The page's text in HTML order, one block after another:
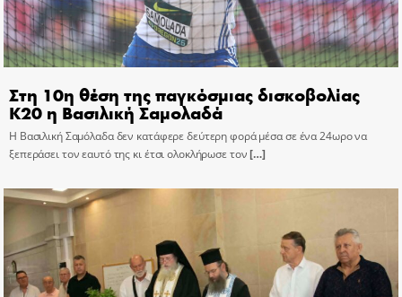
Στη 10η θέση της παγκόσμιας δισκοβολίας
Κ20 η Βασιλική Σαμολαδά
Η Βασιλική Σαμόλαδα δεν κατάφερε δεύτερη φορά μέσα σε ένα 24ωρο να
ξεπεράσει τον εαυτό της κι έτσι ολοκλήρωσε τον[…]